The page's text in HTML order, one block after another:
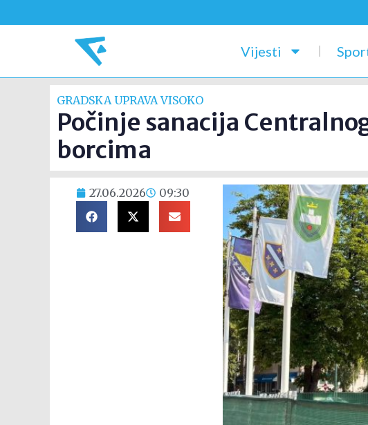
Vijesti
GRADSKA UPRAVA VISOKO
Počinje sanacija
borcima
27.06.2026 09:30